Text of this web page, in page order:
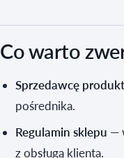
Co warto
Sprzedawcę
pośrednika.
Regulamin sklepu —
z obsługą klienta.